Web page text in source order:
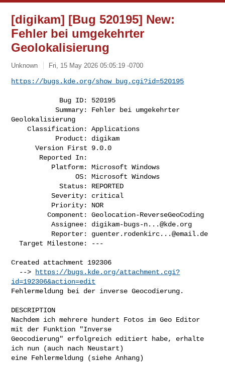
[digikam] [Bug 520195] New:
Fehler bei umgekehrter
Geolokalisierung
Unknown Fri, 15 May 2026 05:05:19 -0700
https://bugs.kde.org/show_bug.cgi?id=520195
           Summary: Fehler bei umgekehrter
Geolokalisierung
    Classification: Applications
      Version First 9.0.0
                OS: Microsoft Windows
            Status: REPORTED
          Severity: critical
         Component: Geolocation-ReverseGeoCoding
          Assignee:
digikam-bugs-n...@kde.org
          Reporter:
guenter.rodenkirc...@email.de
  Target Milestone: ---
Created attachment 192306
  -->
https://bugs.kde.org/attachment.cgi?
id=192306&action=edit
Fehlermeldung bei der inverse Geocodierung.
DESCRIPTION
Nachdem ich mehrere hundert Fotos im Geo Editor
mit der Funktion "Inverse
Geocodierung" erfolgreich editiert habe, erhalte
ich nun (auch nach Neustart)
eine Fehlermeldung (siehe Anhang)